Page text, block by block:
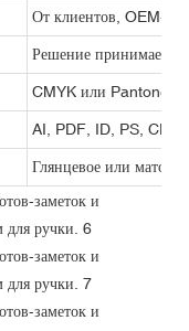
От клиентов, OEM-
Решение принимается
CMYK или Pantone
AI, PDF, ID, PS, CDR
Глянцевое или